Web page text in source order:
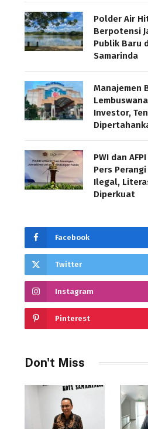
Polder Air
Berpotensi
Publik Baru
Samarinda
Manajemen
Investor,
PWI dan
Pers
Ilegal,
Diperkuat
Facebook
Twitter
Instagram
Pinterest
Don't Miss